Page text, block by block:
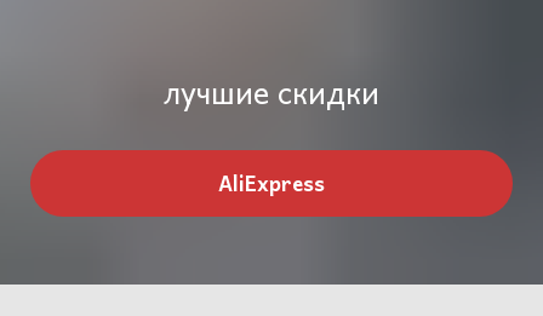
лучшие скидки
AliExpress